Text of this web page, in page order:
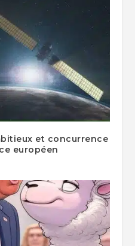
et concurrence
européen